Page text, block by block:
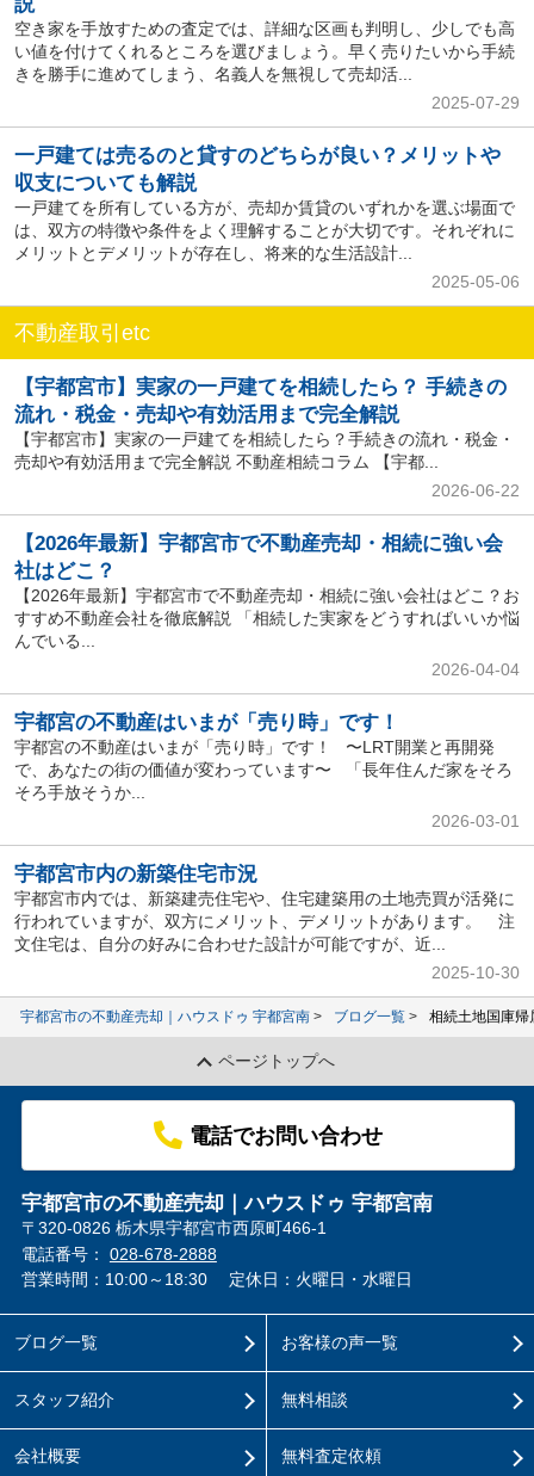
空き家を手放すための査定では、詳細な区画も判明し、少しでも高
い値を付けてくれるところを選びましょう。早く売りたいから手続
きを勝手に進めてしまう、名義人を無視して売却活...
2025-07-29
一戸建ては売るのと貸すのどちらが良い？メリットや
収支についても解説
一戸建てを所有している方が、売却か賃貸のいずれかを選ぶ場面で
は、双方の特徴や条件をよく理解することが大切です。それぞれに
メリットとデメリットが存在し、将来的な生活設計...
2025-05-06
不動産取引etc
【宇都宮市】実家の一戸建てを相続したら？ 手続きの
流れ・税金・売却や有効活用まで完全解説
【宇都宮市】実家の一戸建てを相続したら？手続きの流れ・税金・
売却や有効活用まで完全解説 不動産相続コラム 【宇都...
2026-06-22
【2026年最新】宇都宮市で不動産売却・相続に強い会
社はどこ？
【2026年最新】宇都宮市で不動産売却・相続に強い会社はどこ？お
すすめ不動産会社を徹底解説 「相続した実家をどうすればいいか悩
んでいる...
2026-04-04
宇都宮の不動産はいまが「売り時」です！
宇都宮の不動産はいまが「売り時」です！ 〜LRT開業と再開発
で、あなたの街の価値が変わっています〜 「長年住んだ家をそろ
そろ手放そうか...
2026-03-01
宇都宮市内の新築住宅市況
宇都宮市内では、新築建売住宅や、住宅建築用の土地売買が活発に
行われていますが、双方にメリット、デメリットがあります。 注
文住宅は、自分の好みに合わせた設計が可能ですが、近...
2025-10-30
宇都宮市の不動産売却｜ハウスドゥ 宇都宮南 ブログ一覧 相続土地国庫帰
ページトップへ
電話でお問い合わせ
宇都宮市の不動産売却｜ハウスドゥ 宇都宮南
〒320-0826 栃木県宇都宮市西原町466-1
電話番号： 028-678-2888
営業時間：10:00～18:30
定休日：火曜日・水曜日
ブログ一覧
スタッフ紹介
会社概要
お客様の声一覧
無料相談
無料査定依頼